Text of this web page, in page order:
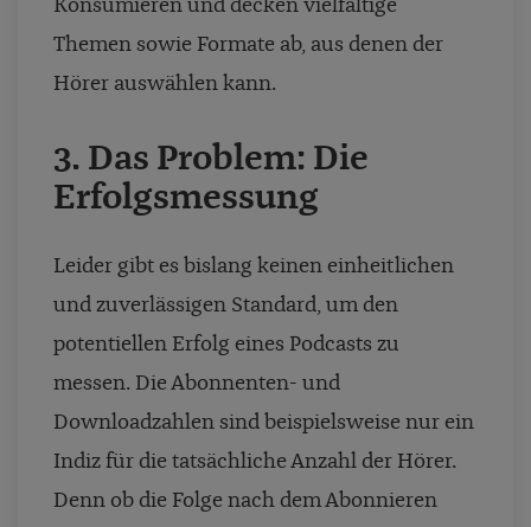
Konsumieren und decken vielfältige
Themen sowie Formate ab, aus denen der
Hörer auswählen kann.
3. Das Problem: Die
Erfolgsmessung
Leider gibt es bislang keinen einheitlichen
und zuverlässigen Standard, um den
potentiellen Erfolg eines Podcasts zu
messen. Die Abonnenten- und
Downloadzahlen sind beispielsweise nur ein
Indiz für die tatsächliche Anzahl der Hörer.
Denn ob die Folge nach dem Abonnieren